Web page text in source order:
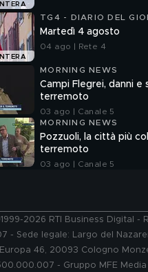
TG4 - DIARIO DEL
Martedì 4 agosto
04 ago | Rete 4
MORNING NEWS
Campi Flegrei, danni e
terremoto
03 ago | Canale 5
MORNING NEWS
Pozzuoli, la città più
terremoto
03 ago | Canale 5
2026 RTI Business Digital -
- Sede legale: Largo del
46, 20093 Cologno
- Gruppo MFE